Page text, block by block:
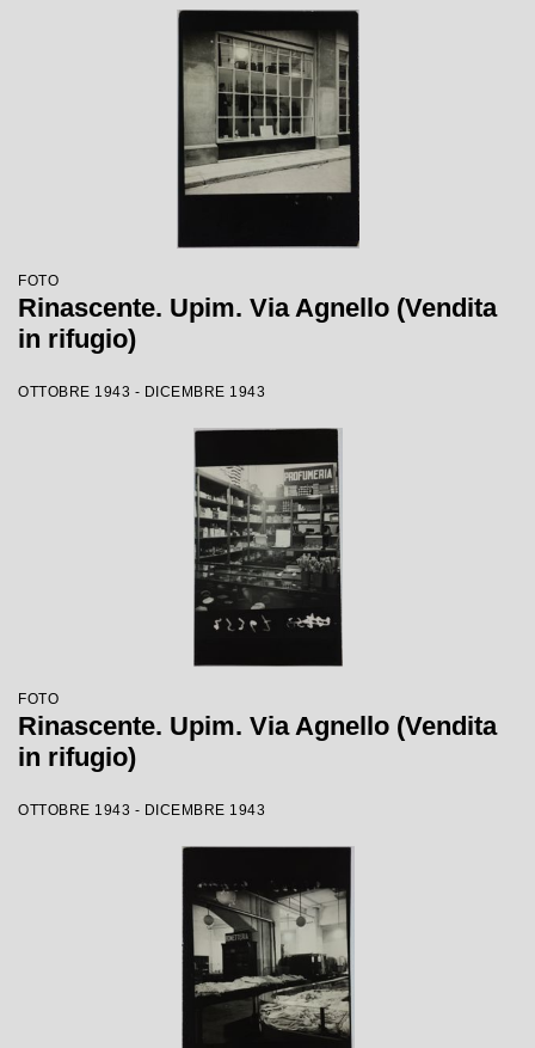
FOTO
Rinascente. Upim. Via Agnello (Vendita
in rifugio)
OTTOBRE 1943 - DICEMBRE 1943
FOTO
Rinascente. Upim. Via Agnello (Vendita
in rifugio)
OTTOBRE 1943 - DICEMBRE 1943